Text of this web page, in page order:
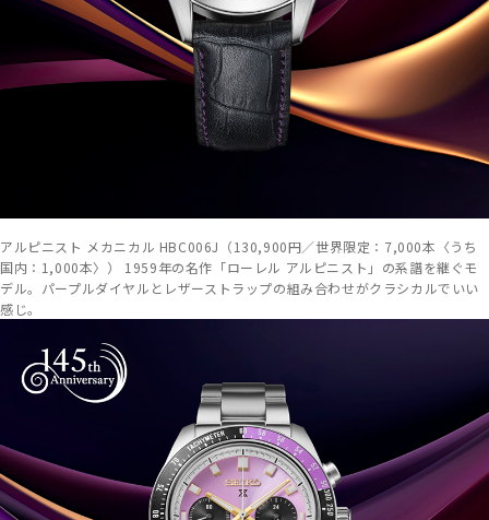
アルピニスト メカニカル HBC006J（130,900円／世界限定：7,000本〈うち
国内：1,000本〉） 1959年の名作「ローレル アルピニスト」の系譜を継ぐモ
デル。パープルダイヤルとレザーストラップの組み合わせがクラシカルでいい
感じ。